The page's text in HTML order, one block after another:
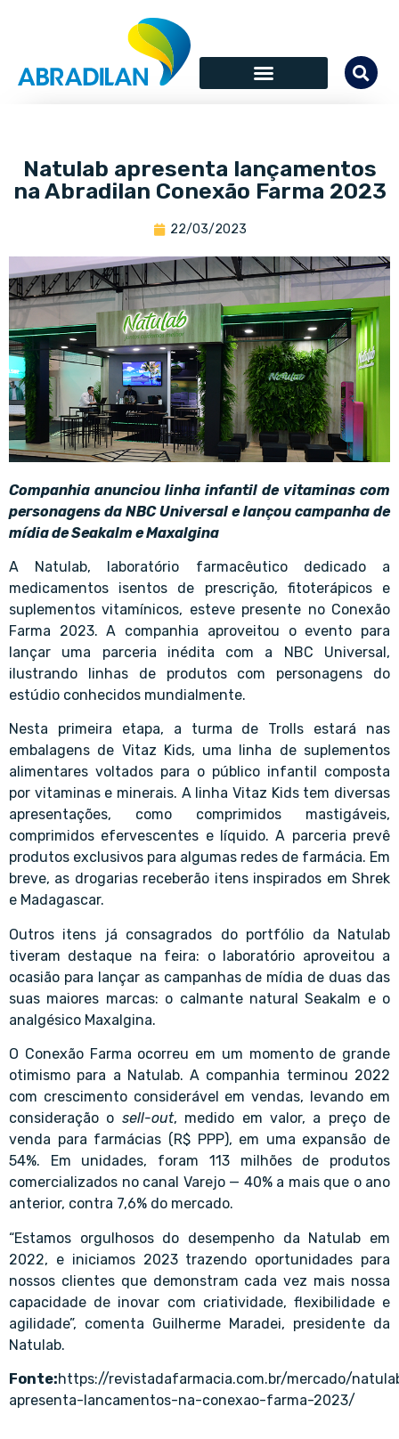
Natulab apresenta lançamentos
na Abradilan Conexão Farma 2023
22/03/2023
Companhia anunciou linha infantil de vitaminas com
personagens da NBC Universal e lançou campanha de
mídia de Seakalm e Maxalgina
A Natulab, laboratório farmacêutico dedicado a
medicamentos isentos de prescrição, fitoterápicos e
suplementos vitamínicos, esteve presente no Conexão
Farma 2023. A companhia aproveitou o evento para
lançar uma parceria inédita com a NBC Universal,
ilustrando linhas de produtos com personagens do
estúdio conhecidos mundialmente.
Nesta primeira etapa, a turma de Trolls estará nas
embalagens de Vitaz Kids, uma linha de suplementos
alimentares voltados para o público infantil composta
por vitaminas e minerais. A linha Vitaz Kids tem diversas
apresentações, como comprimidos mastigáveis,
comprimidos efervescentes e líquido. A parceria prevê
produtos exclusivos para algumas redes de farmácia. Em
breve, as drogarias receberão itens inspirados em Shrek
e Madagascar.
Outros itens já consagrados do portfólio da Natulab
tiveram destaque na feira: o laboratório aproveitou a
ocasião para lançar as campanhas de mídia de duas das
suas maiores marcas: o calmante natural Seakalm e o
analgésico Maxalgina.
O Conexão Farma ocorreu em um momento de grande
otimismo para a Natulab. A companhia terminou 2022
com crescimento considerável em vendas, levando em
consideração o sell-out, medido em valor, a preço de
venda para farmácias (R$ PPP), em uma expansão de
54%. Em unidades, foram 113 milhões de produtos
comercializados no canal Varejo — 40% a mais que o ano
anterior, contra 7,6% do mercado.
“Estamos orgulhosos do desempenho da Natulab em
2022, e iniciamos 2023 trazendo oportunidades para
nossos clientes que demonstram cada vez mais nossa
capacidade de inovar com criatividade, flexibilidade e
agilidade”, comenta Guilherme Maradei, presidente da
Natulab.
Fonte:https://revistadafarmacia.com.br/mercado/
apresenta-lancamentos-na-conexao-farma-2023/